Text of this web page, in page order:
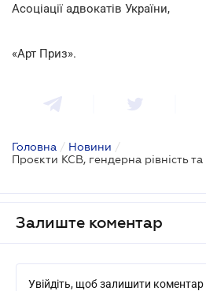
Асоціації адвокатів України,
«Арт Приз».
Головна / Новини /
Залиште коментар
Увійдіть, щоб залишити коментар